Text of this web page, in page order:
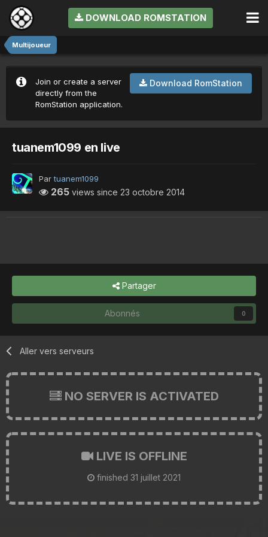
DOWNLOAD ROMSTATION
Multijoueur
Download RomStation
Join or create a server
directly from the
RomStation application.
tuanem1099 en live
Partuanem1099
265 views since 23 octobre 2014
Partager
Abonnés 0
Aller vers serveurs
NO SERVER IS ACTIVATED
LIVE IS OFFLINE
finished 31 juillet 2021